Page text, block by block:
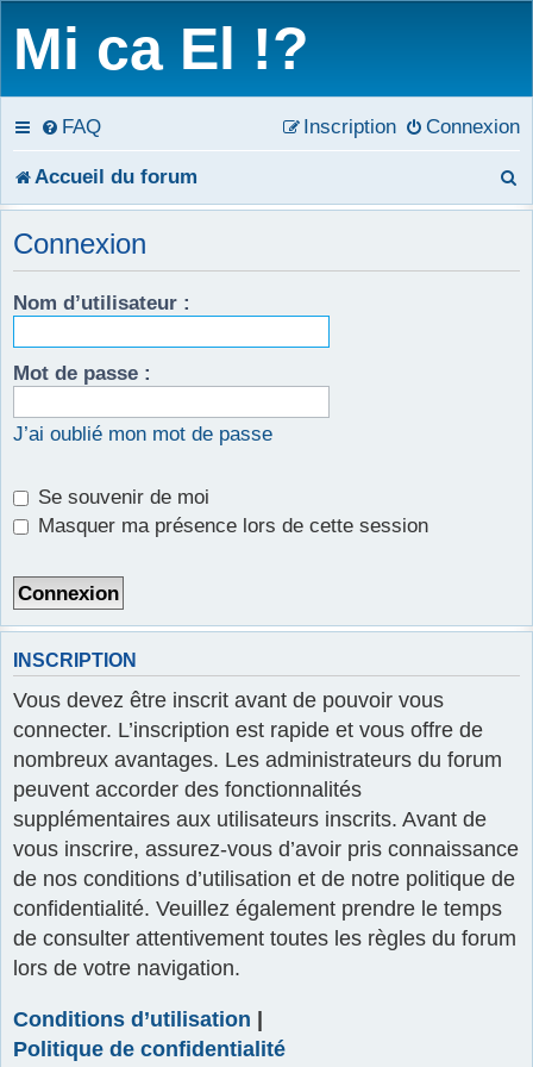
Mi ca El !?
FAQ Connexion
Inscription
Accueil du forum
e
Connexion
Nom d’utilisateur :
Mot de passe :
J’ai oublié mon mot de passe
Se souvenir de moi
Masquer ma présence lors de cette session
INSCRIPTION
Vous devez être inscrit avant de pouvoir vous
connecter. L’inscription est rapide et vous offre de
nombreux avantages. Les administrateurs du forum
peuvent accorder des fonctionnalités
supplémentaires aux utilisateurs inscrits. Avant de
vous inscrire, assurez-vous d’avoir pris connaissance
de nos conditions d’utilisation et de notre politique de
confidentialité. Veuillez également prendre le temps
de consulter attentivement toutes les règles du forum
lors de votre navigation.
Conditions d’utilisation |
Politique de confidentialité